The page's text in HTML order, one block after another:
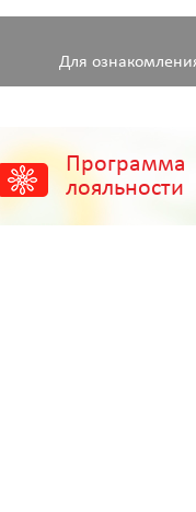
Для
Программа
лояльности